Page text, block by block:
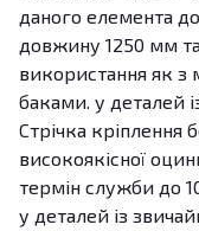
даного елемента
довжину 1250 мм
використання як з
баками. у деталей
Стрічка кріплення
високоякісної
термін служби до
у деталей із